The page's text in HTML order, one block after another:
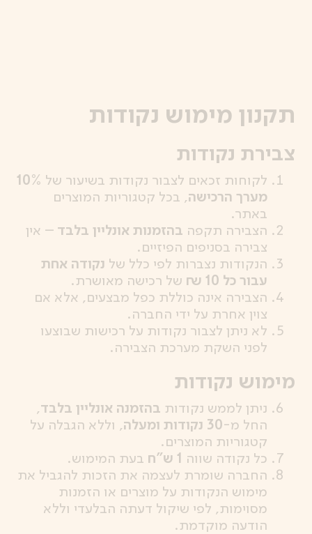
תקנון מימוש נקודות
צבירת נקודות
לקוחות זכאים לצבור נקודות בשיעור של 10%
מערך הרכישה, בכל קטגוריות המוצרים
באתר.
הצבירה תקפה בהזמנות אונליין בלבד – אין
צבירה בסניפים הפיזיים.
הנקודות נצברות לפי כלל של נקודה אחת
עבור כל 10 ₪
של רכישה מאושרת.
הצבירה אינה כוללת כפל מבצעים, אלא אם
צוין אחרת על ידי החברה.
לא ניתן לצבור נקודות על רכישות שבוצעו
לפני השקת מערכת הצבירה.
מימוש נקודות
ניתן לממש נקודות בהזמנה אונליין בלבד,
החל מ-30 נקודות ומעלה
, וללא הגבלה על
קטגוריות המוצרים.
כל נקודה שווה 1 ש"ח
בעת המימוש.
החברה שומרת לעצמה את הזכות להגביל את
מימוש הנקודות על מוצרים או הזמנות
מסוימות, לפי שיקול דעתה הבלעדי וללא
הודעה מוקדמת.